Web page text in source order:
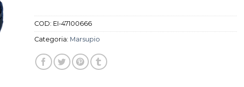
COD: EI-47100666
Categoria: Marsupio